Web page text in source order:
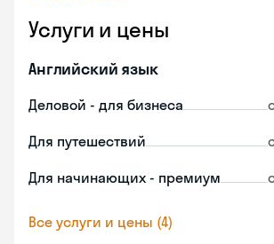
Услуги и цены
Английский язык
Деловой - для бизнеса
Для путешествий
Для начинающих - премиум
Все услуги и цены (4)